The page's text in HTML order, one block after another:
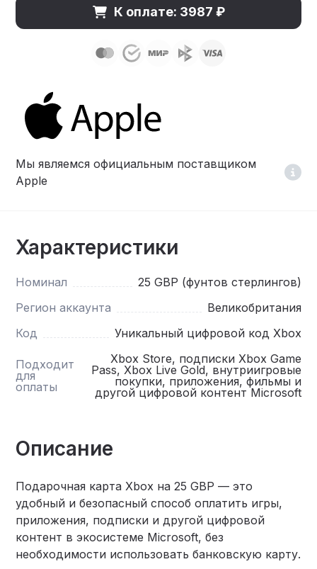
К оплате: 3987 ₽
Мы являемся официальным поставщиком
Apple
Характеристики
Номинал
25 GBP (фунтов стерлингов)
Регион аккаунта
Великобритания
Код
Уникальный цифровой код Xbox
Подходит
для
оплаты
Xbox Store, подписки Xbox Game
Pass, Xbox Live Gold, внутриигровые
покупки, приложения, фильмы и
другой цифровой контент Microsoft
Описание
Подарочная карта Xbox на 25 GBP — это
удобный и безопасный способ оплатить игры,
приложения, подписки и другой цифровой
контент в экосистеме Microsoft, без
необходимости использовать банковскую карту.